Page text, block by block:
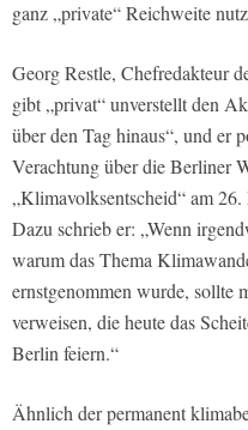
ganz „private“ Reichweite
Georg Restle, Chefredakteur
gibt „privat“ unverstellt den
über den Tag hinaus“, und er
Verachtung über die Berliner
„Klimavolksentscheid“ am
Dazu schrieb er: „Wenn
warum das Thema
ernstgenommen wurde, sollte
verweisen, die heute das
Berlin feiern.“
Ähnlich der permanent